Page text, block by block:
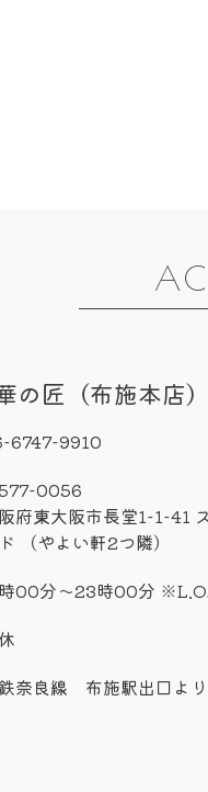
の匠（布施本店）
6747-9910
0056
府東大阪市長堂1-1-41
（やよい軒2つ隣）
00分～23時00分
奈良線 布施駅出口よ